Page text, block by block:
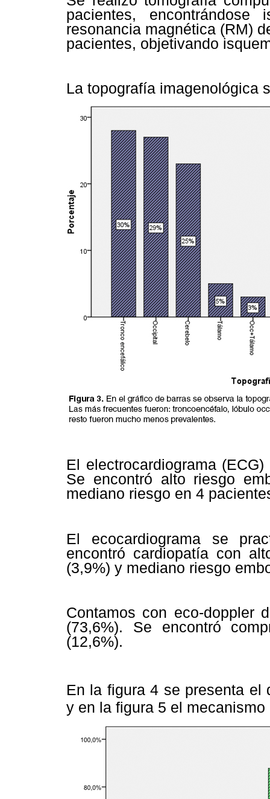
pacientes,
resonancia magnética (RM)
pacientes, objetivando
La topografía imagenológica
El electrocardiograma
Se encontró alto riesgo
mediano riesgo en 4
El ecocardiograma se
encontró cardiopatía con
(3,9%) y mediano riesgo
Contamos con eco-doppler
(73,6%). Se encontró
(12,6%).
En la figura 4 se presenta el
y en la figura 5 el